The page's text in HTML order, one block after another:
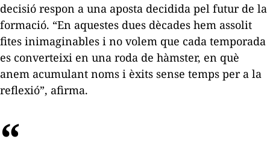
decisió respon a una aposta decidida pel futur de la
formació. “En aquestes dues dècades hem assolit
fites inimaginables i no volem que cada temporada
es converteixi en una roda de hàmster, en què
anem acumulant noms i èxits sense temps per a la
reflexió”, afirma.